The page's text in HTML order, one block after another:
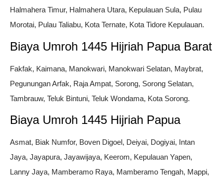
Halmahera Timur, Halmahera Utara, Kepulauan Sula, Pulau
Morotai, Pulau Taliabu, Kota Ternate, Kota Tidore Kepulauan.
Biaya Umroh 1445 Hijriah Papua Barat
Fakfak, Kaimana, Manokwari, Manokwari Selatan, Maybrat,
Pegunungan Arfak, Raja Ampat, Sorong, Sorong Selatan,
Tambrauw, Teluk Bintuni, Teluk Wondama, Kota Sorong.
Biaya Umroh 1445 Hijriah Papua
Asmat, Biak Numfor, Boven Digoel, Deiyai, Dogiyai, Intan
Jaya, Jayapura, Jayawijaya, Keerom, Kepulauan Yapen,
Lanny Jaya, Mamberamo Raya, Mamberamo Tengah, Mappi,